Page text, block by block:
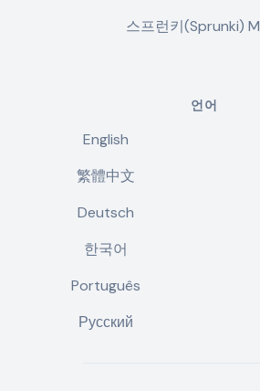
스프런키(Sprunki)
언어
English
繁體中文
Deutsch
한국어
Português
Русский